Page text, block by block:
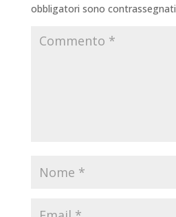
obbligatori sono contrassegnati